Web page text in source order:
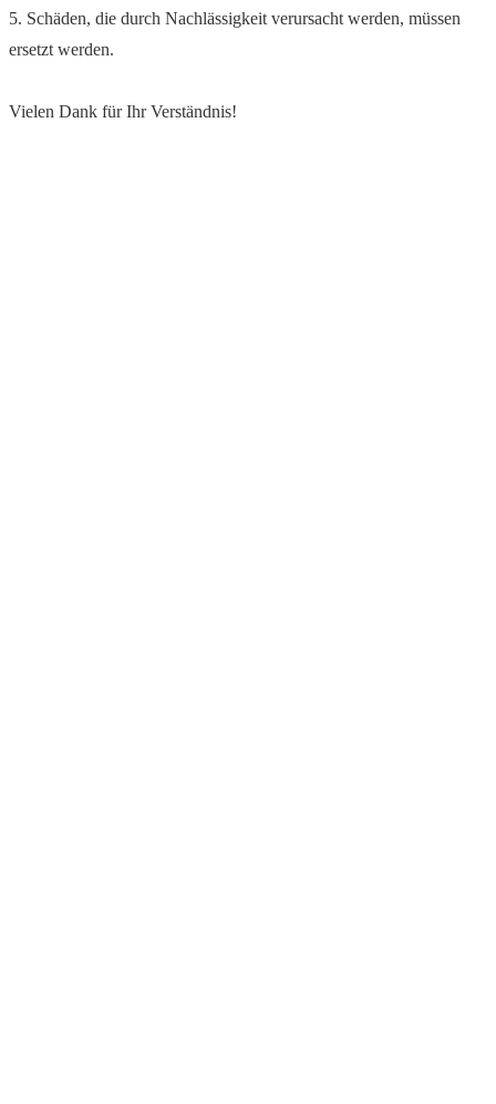
5. Schäden, die durch Nachlässigkeit verursacht werden, müssen
ersetzt werden.
Vielen Dank für Ihr Verständnis!